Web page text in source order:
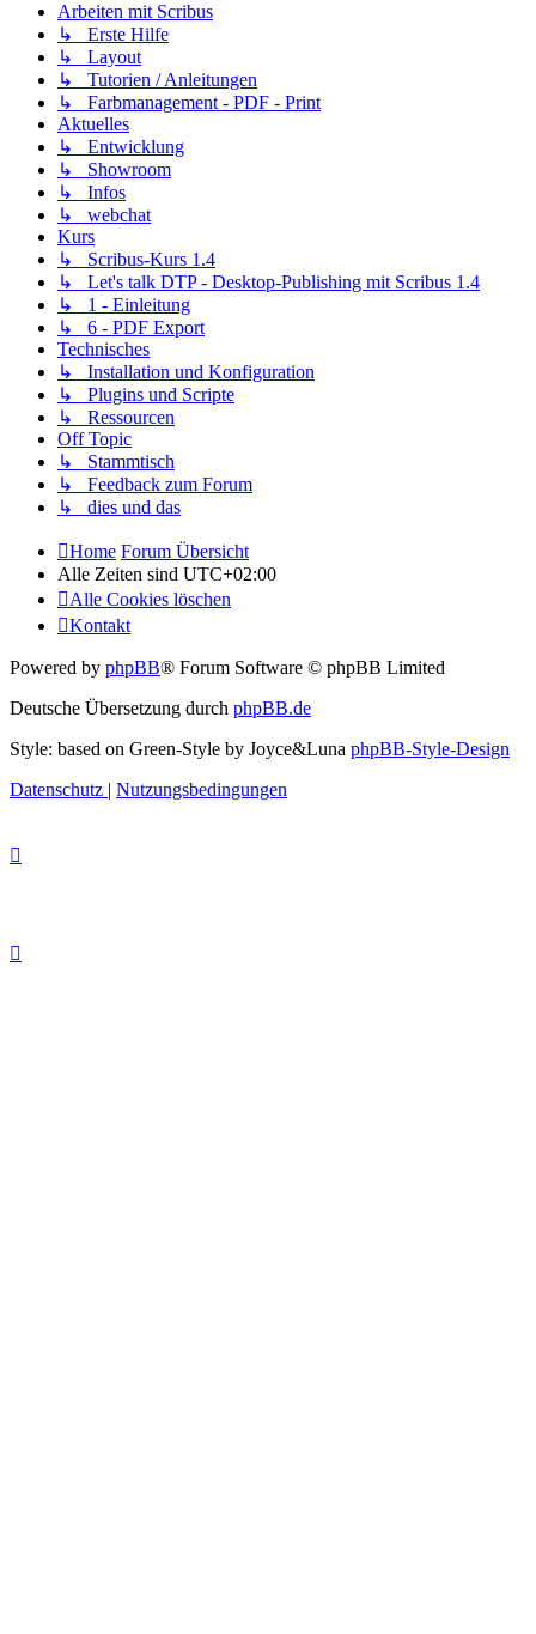
Arbeiten mit Scribus
↳ Erste Hilfe
↳ Layout
↳ Tutorien / Anleitungen
↳ Farbmanagement - PDF - Print
Aktuelles
↳ Entwicklung
↳ Showroom
↳ Infos
↳ webchat
Kurs
↳ Scribus-Kurs 1.4
↳ Let's talk DTP - Desktop-Publishing mit Scribus 1.4
↳ 1 - Einleitung
↳ 6 - PDF Export
Technisches
↳ Installation und Konfiguration
↳ Plugins und Scripte
↳ Ressourcen
Off Topic
↳ Stammtisch
↳ Feedback zum Forum
↳ dies und das
Home Forum Übersicht
Alle Zeiten sind UTC+02:00
Alle Cookies löschen
Kontakt
Powered by phpBB® Forum Software © phpBB Limited
Deutsche Übersetzung durch phpBB.de
Style: based on Green-Style by Joyce&Luna phpBB-Style-Design
Datenschutz | Nutzungsbedingungen